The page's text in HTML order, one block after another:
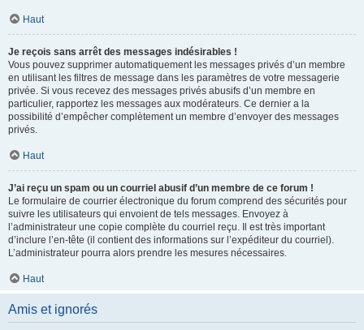
Haut
Je reçois sans arrêt des messages indésirables !
Vous pouvez supprimer automatiquement les messages privés d’un membre
en utilisant les filtres de message dans les paramètres de votre messagerie
privée. Si vous recevez des messages privés abusifs d’un membre en
particulier, rapportez les messages aux modérateurs. Ce dernier a la
possibilité d’empêcher complètement un membre d’envoyer des messages
privés.
Haut
J’ai reçu un spam ou un courriel abusif d’un membre de ce forum !
Le formulaire de courrier électronique du forum comprend des sécurités pour
suivre les utilisateurs qui envoient de tels messages. Envoyez à
l’administrateur une copie complète du courriel reçu. Il est très important
d’inclure l’en-tête (il contient des informations sur l’expéditeur du courriel).
L’administrateur pourra alors prendre les mesures nécessaires.
Haut
Amis et ignorés